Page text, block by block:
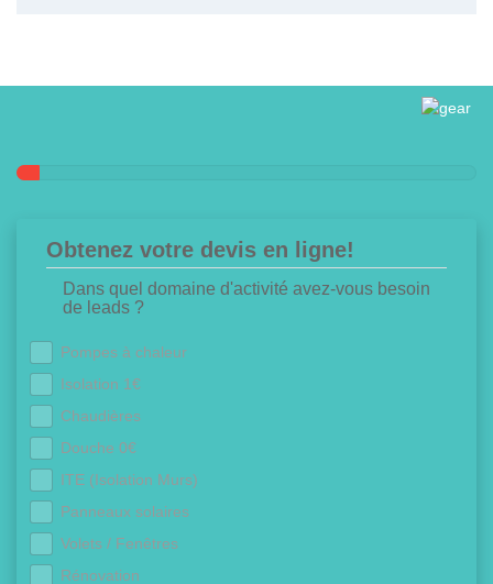
Obtenez votre devis en ligne!
Dans quel domaine d'activité avez-vous besoin
de leads ?
Pompes à chaleur
Isolation 1€
Chaudières
Douche 0€
ITE (Isolation Murs)
Panneaux solaires
Volets / Fenêtres
Rénovation